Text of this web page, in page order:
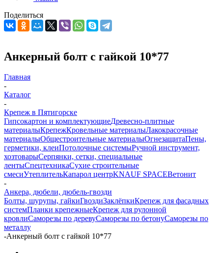
Поделиться
Анкерный болт с гайкой 10*77
Главная
-
Каталог
-
Крепеж в Пятигорске
Гипсокартон и комплектующиеДревесно-плитные
материалыКрепежКровельные материалыЛакокрасочные
материалыОбщестроительные материалыОгнезащитаПены,
герметики, клеиПотолочные системыРучной инструмент,
хозтоварыСерпянки, сетки, специальные
лентыСпецтехникаСухие строительные
смесиУтеплительКапарол центрKNAUF SPACEВетонит
-
Анкера, дюбели, дюбель-гвозди
Болты, шурупы, гайкиГвоздиЗаклёпкиКрепеж для фасадных
системПланки крепежныеКрепеж для рулонной
кровлиСаморезы по деревуСаморезы по бетонуСаморезы по
металлу
-Анкерный болт с гайкой 10*77